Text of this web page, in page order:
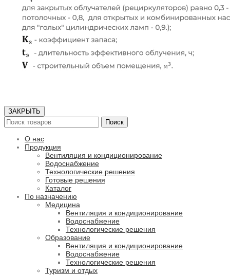
ЗАКРЫТЬ
Поиск
О нас
Продукция
Вентиляция и кондиционирование
Водоснабжение
Технологические решения
Готовые решения
Каталог
По назначению
Медицина
Вентиляция и кондиционирование
Водоснабжение
Технологические решения
Образование
Вентиляция и кондиционирование
Водоснабжение
Технологические решения
Туризм и отдых